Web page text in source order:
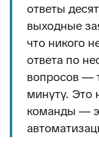
ответы
выходные
что никого
ответа по
вопросов —
минуту. Это
команды —